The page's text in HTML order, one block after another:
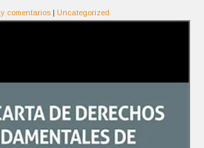
comentarios Uncategorized